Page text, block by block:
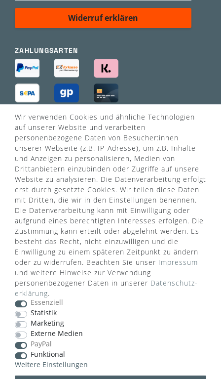
Widerruf erklären
ZAHLUNGSARTEN
VERSANDART
WUSSTEN SIE SCHON?
Das Käufersiegel des Händlerbunds garantiert Ihnen
100%.-ige Zahlungssicherheit, größtmöglichen
Datenschutz und Geld-zurück-Garantie bei Nicht-
oder Falschlieferung.
Wir verwenden Cookies und ähnliche Technologien
auf unserer Website und verarbeiten
personenbezogene Daten von Besucher:innen
unserer Webseite (z.B. IP-Adresse), um z.B. Inhalte
und Anzeigen zu personalisieren, Medien von
Drittanbietern einzubinden oder Zugriffe auf unsere
Website zu analysieren. Die Datenverarbeitung erfolgt
erst durch gesetzte Cookies. Wir teilen diese Daten
mit Dritten, die wir in den Einstellungen benennen.
Die Datenverarbeitung kann mit Einwilligung oder
aufgrund eines berechtigten Interesses erfolgen. Die
Zustimmung kann erteilt oder abgelehnt werden. Es
besteht das Recht, nicht einzuwilligen und die
Einwilligung zu einem späteren Zeitpunkt zu ändern
oder zu widerrufen. Beachten Sie unser Impressum
und weitere Hinweise zur Verwendung
personenbezogener Daten in unserer Daten­schutz­
erklärung.
Essenziell
Statistik
Marketing
Externe Medien
PayPal
Funktional
Weitere Einstellungen